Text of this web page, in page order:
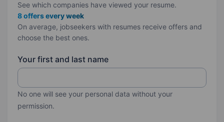
See which companies have viewed your resume.
8 offers every week
On average, jobseekers with resumes receive offers and
choose the best ones.
Your first and last name
No one will see your personal data without your
permission.